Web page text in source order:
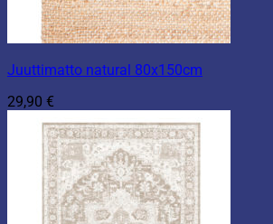
Juuttimatto natural 80x150cm
29,90 €